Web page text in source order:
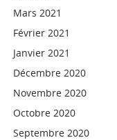
Mars 2021
Février 2021
Janvier 2021
Décembre 2020
Novembre 2020
Octobre 2020
Septembre 2020